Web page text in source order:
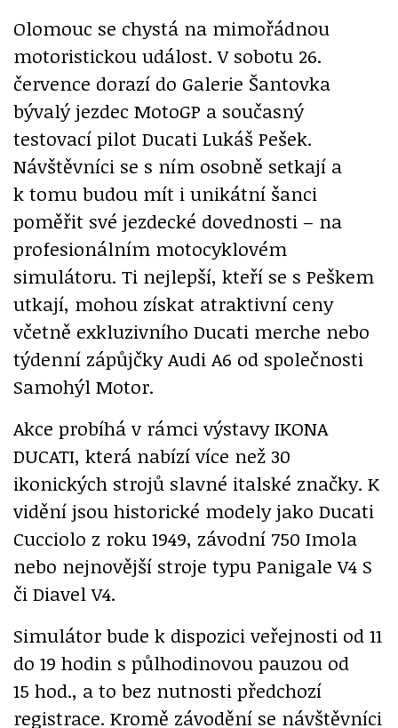
Olomouc se chystá na mimořádnou
motoristickou událost. V sobotu 26.
července dorazí do Galerie Šantovka
bývalý jezdec MotoGP a současný
testovací pilot Ducati Lukáš Pešek.
Návštěvníci se s ním osobně setkají a
k tomu budou mít i unikátní šanci
poměřit své jezdecké dovednosti – na
profesionálním motocyklovém
simulátoru. Ti nejlepší, kteří se s Peškem
utkají, mohou získat atraktivní ceny
včetně exkluzivního Ducati merche nebo
týdenní zápůjčky Audi A6 od společnosti
Samohýl Motor.
Akce probíhá v rámci výstavy IKONA
DUCATI, která nabízí více než 30
ikonických strojů slavné italské značky. K
vidění jsou historické modely jako Ducati
Cucciolo z roku 1949, závodní 750 Imola
nebo nejnovější stroje typu Panigale V4 S
či Diavel V4.
Simulátor bude k dispozici veřejnosti od 11
do 19 hodin s půlhodinovou pauzou od
15 hod., a to bez nutnosti předchozí
registrace. Kromě závodění se návštěvníci